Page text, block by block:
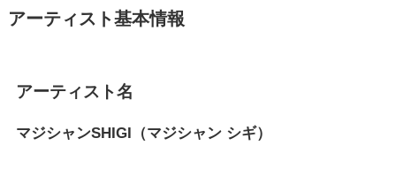
アーティスト基本情報
アーティスト名
マジシャンSHIGI（マジシャン シギ）